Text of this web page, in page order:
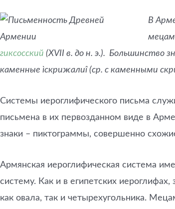
В
гиксосский (XVII в. до н. э.). Большинство
каменные ìскрижалиî (ср. с каменными
Системы иероглифического письма
письмена в их первозданном виде в
знаки – пиктограммы, совершенно
Армянская иероглифическая система
систему. Как и в египетских
как овала, так и четырехугольника.